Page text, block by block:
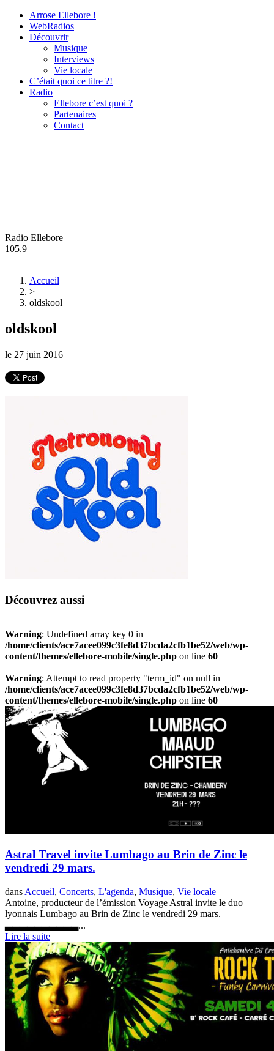
Arrose Ellebore !
WebRadios
Découvrir
Musique
Interviews
Vie locale
C’était quoi ce titre ?!
Radio
Ellebore c’est quoi ?
Partenaires
Contact
Radio Ellebore
105.9
Accueil
>
oldskool
oldskool
le 27 juin 2016
Découvrez aussi
Warning: Undefined array key 0 in
/home/clients/ace7acee099c3fe8d37bcda2cfb1be52/web/wp-
content/themes/ellebore-mobile/single.php on line 60
Warning: Attempt to read property "term_id" on null in
/home/clients/ace7acee099c3fe8d37bcda2cfb1be52/web/wp-
content/themes/ellebore-mobile/single.php on line 60
Astral Travel invite Lumbago au Brin de Zinc le
vendredi 29 mars.
dans Accueil, Concerts, L'agenda, Musique, Vie locale
Antoine, producteur de l’émission Voyage Astral invite le duo
lyonnais Lumbago au Brin de Zinc le vendredi 29 mars.
▃▃▃▃▃▃▃▃▃▃...
Lire la suite